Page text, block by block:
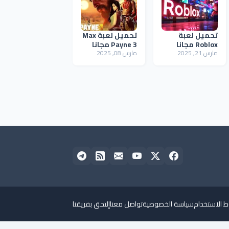
تحميل لعبة
Roblox مجانا
مارس 21, 2025
تحميل لعبة Max
Payne 3 مجانا
مارس 08, 2025
الاستخدامسياسة الخصوصيةتواصل معناإلتحق بفريقنا